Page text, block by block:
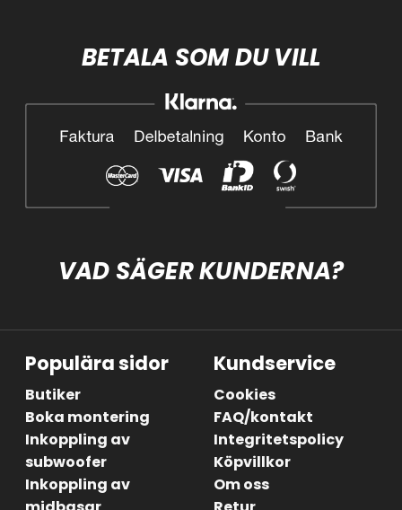
BETALA SOM DU VILL
VAD SÄGER KUNDERNA?
Populära sidor
Butiker
Boka montering
Inkoppling av
subwoofer
Inkoppling av
Kundservice
Cookies
FAQ/kontakt
Integritetspolicy
Köpvillkor
Om oss